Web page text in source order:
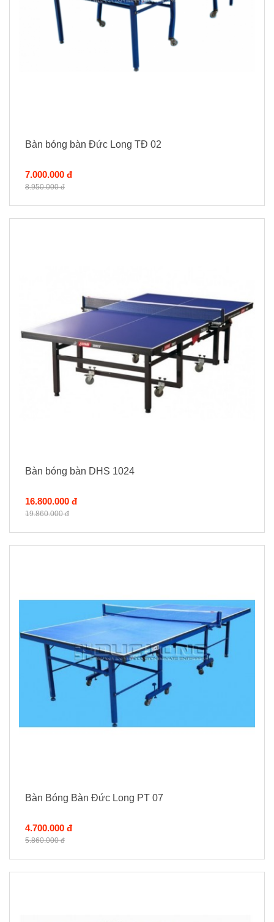
Bàn bóng bàn Đức Long TĐ 02
7.000.000 đ
8.950.000 đ
Bàn bóng bàn DHS 1024
16.800.000 đ
19.860.000 đ
Bàn Bóng Bàn Đức Long PT 07
4.700.000 đ
5.860.000 đ